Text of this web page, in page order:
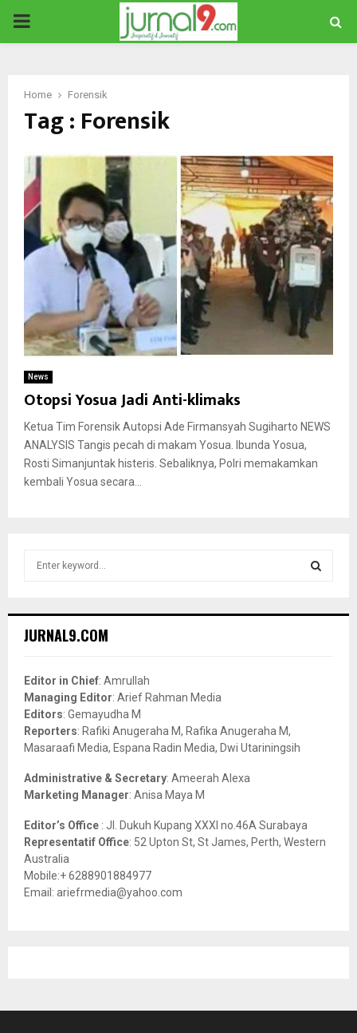
PRIMARY
Home Forensik
Tag : Forensik
News
Otopsi Yosua Jadi Anti-klimaks
Ketua Tim Forensik Autopsi Ade Firmansyah Sugiharto NEWS
ANALYSIS Tangis pecah di makam Yosua. Ibunda Yosua,
Rosti Simanjuntak histeris. Sebaliknya, Polri memakamkan
kembali Yosua secara...
h
o
r
:
JURNAL9.COM
Editor in Chief: Amrullah
Managing Editor: Arief Rahman Media
Editors: Gemayudha M
Reporters: Rafiki Anugeraha M, Rafika Anugeraha M,
Masaraafi Media, Espana Radin Media, Dwi Utariningsih
Administrative & Secretary: Ameerah Alexa
Marketing Manager: Anisa Maya M
Editor’s Office : Jl. Dukuh Kupang XXXI no.46A Surabaya
Representatif Office: 52 Upton St, St James, Perth, Western
Australia
Mobile:+ 6288901884977
Email: ariefrmedia@yahoo.com